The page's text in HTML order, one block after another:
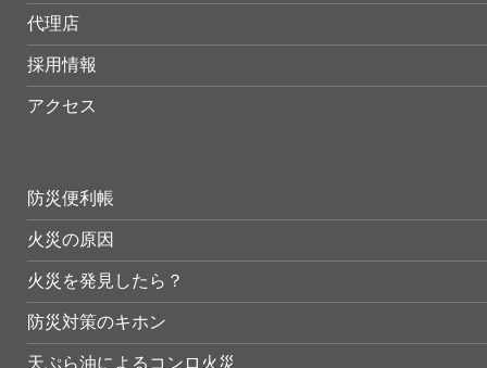
代理店
採用情報
アクセス
防災便利帳
火災の原因
火災を発見したら？
防災対策のキホン
天ぷら油によるコンロ火災